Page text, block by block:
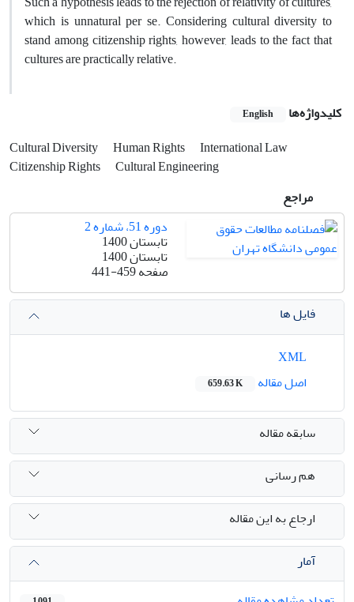
which is unnatural per se. Considering cultural diversity to
stand among citizenship rights, however, leads to the fact that
cultures are practically relative.
کلیدواژه‌ها English
Cultural Diversity Human Rights
International Law
Citizenship Rights
Cultural Engineering
مراجع
دوره 51، شماره 2
تابستان 1400
تابستان 1400
صفحه441-459
فایل ها
اصل مقاله
659.63 K
سابقه مقاله
هم رسانی
ارجاع به این مقاله
آمار